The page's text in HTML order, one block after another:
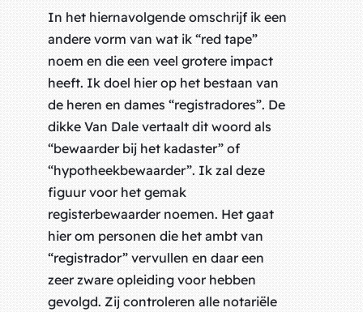
In het hiernavolgende omschrijf ik een
andere vorm van wat ik “red tape”
noem en die een veel grotere impact
heeft. Ik doel hier op het bestaan van
de heren en dames “registradores”. De
dikke Van Dale vertaalt dit woord als
“bewaarder bij het kadaster” of
“hypotheekbewaarder”. Ik zal deze
figuur voor het gemak
registerbewaarder noemen. Het gaat
hier om personen die het ambt van
“registrador” vervullen en daar een
zeer zware opleiding voor hebben
gevolgd. Zij controleren alle notariële